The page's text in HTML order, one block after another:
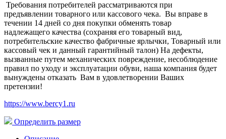
Требования потребителей рассматриваются при
предъявлении товарного или кассового чека. Вы вправе в
течении 14 дней со дня покупки обменять товар
надлежащего качества (сохраняя его товарный вид,
потребительские качество фабричные ярлычки, Товарный или
кассовый чек и данный гарантийный талон) На дефекты,
вызванные путем механических повреждение, несоблюдение
правил по уходу и эксплуатации обуви, наша компания будет
вынуждены отказать Вам в удовлетворении Ваших
претензии!
https://www.bercy1.ru
Определить размер